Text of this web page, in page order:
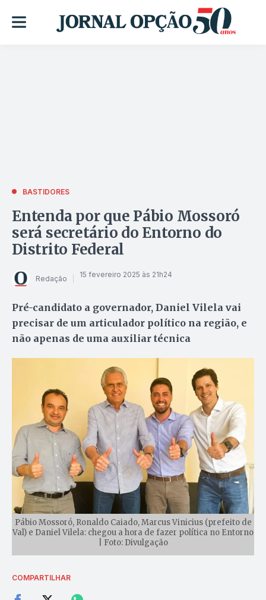
BASTIDORES
Entenda por que Pábio Mossoró
será secretário do Entorno do
Distrito Federal
Redação 15 fevereiro 2025 às 21h24
Pré-candidato a governador, Daniel Vilela vai
precisar de um articulador político na região, e
não apenas de uma auxiliar técnica
Pábio Mossoró, Ronaldo Caiado, Marcus Vinicius (prefeito de
Val) e Daniel Vilela: chegou a hora de fazer política no Entorno
| Foto: Divulgação
COMPARTILHAR